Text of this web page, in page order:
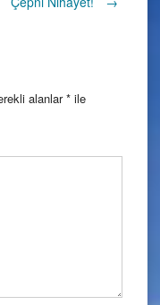
alanlar* ile